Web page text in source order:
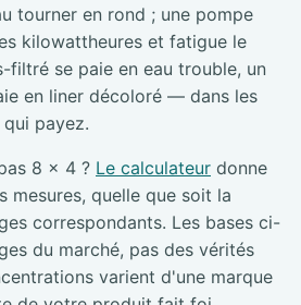
tourner en rond ; une pompe
kilowattheures et fatigue le
filtré se paie en eau trouble, un
en liner décoloré — dans les
payez.
8 × 4 ? Le calculateur donne
mesures, quelle que soit la
correspondants. Les bases ci-
du marché, pas des vérités
varient d'une marque